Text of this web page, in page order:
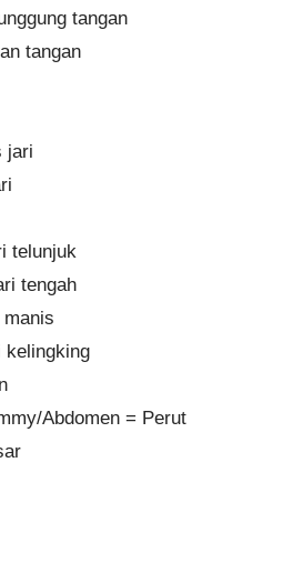
tangan
tangan
jari
telunjuk
tengah
kelingking
Abdomen = Perut